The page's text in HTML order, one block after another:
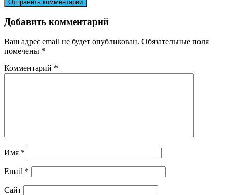
Добавить комментарий
Ваш адрес email не будет опубликован. Обязательные поля
помечены *
Комментарий *
Имя *
Email *
Сайт